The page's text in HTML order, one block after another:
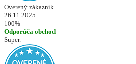
Overený zákazník
26.11.2025
100%
Odporúča obchod
Super.